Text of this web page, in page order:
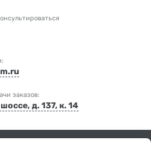
заказов:
д. 137, к. 14